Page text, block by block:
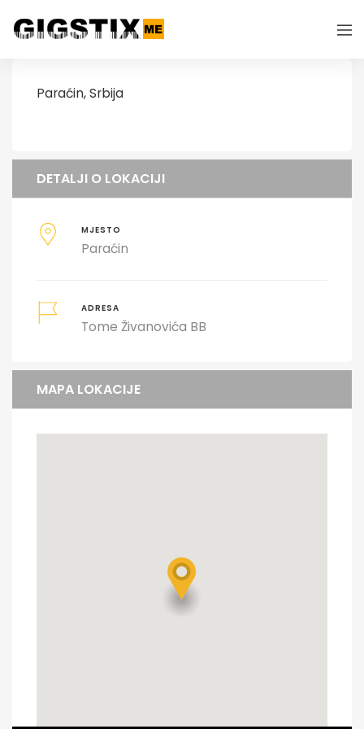
Paraćin, Srbija
DETALJI O LOKACIJI
MJESTO
Paraćin
ADRESA
Tome Živanovića BB
MAPA LOKACIJE